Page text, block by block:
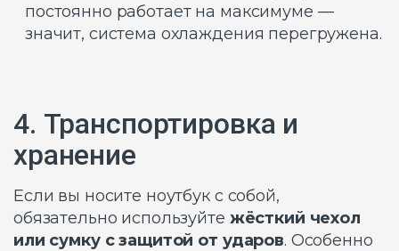
постоянно работает на максимуме —
значит, система охлаждения перегружена.
4. Транспортировка и
хранение
Если вы носите ноутбук с собой,
обязательно используйте жёсткий чехол
или сумку с защитой от ударов. Особенно